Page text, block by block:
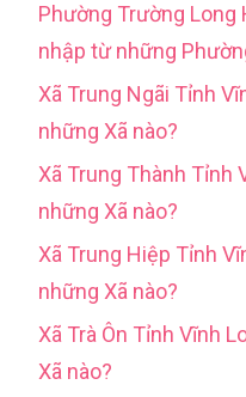
Phường Trường Long
nhập từ những
Xã Trung Ngãi Tỉnh
những Xã nào?
Xã Trung Thành Tỉnh
những Xã nào?
Xã Trung Hiệp Tỉnh
những Xã nào?
Xã Trà Ôn Tỉnh Vĩnh
Xã nào?